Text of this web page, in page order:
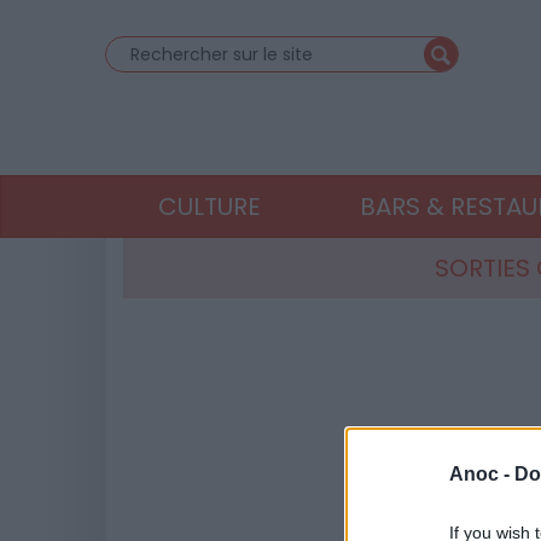
Anoc -
If you wish
CULTURE BARS &
SORTIES